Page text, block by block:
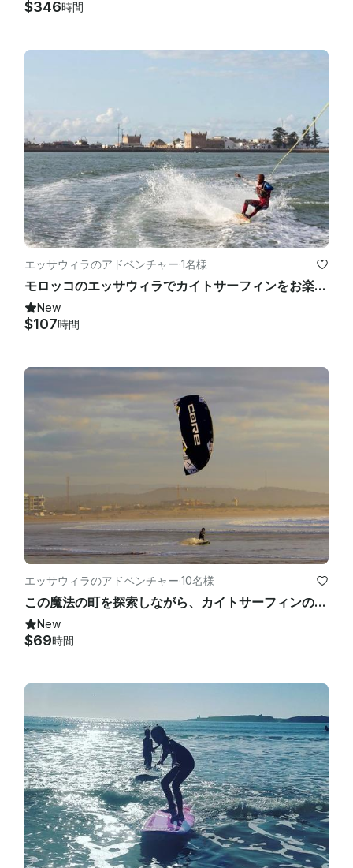
$346時間
エッサウィラのアドベンチャー·1名様
モロッコのエッサウィラでカイトサーフィンをお楽しみください
New
$107時間
エッサウィラのアドベンチャー·10名様
この魔法の町を探索しながら、カイトサーフィンの世界を発見してください！
New
$69時間